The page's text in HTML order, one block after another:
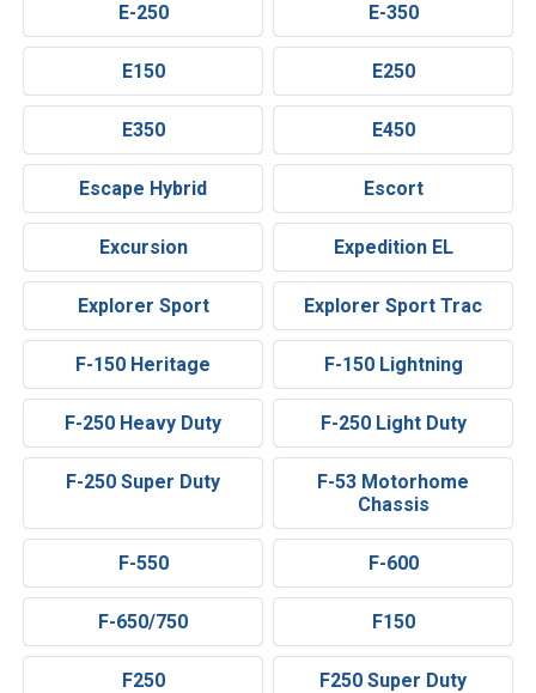
E-250 E-350
E150 E250
E350 E450
Escape Hybrid Escort
Excursion Expedition EL
Explorer Sport Explorer Sport Trac
F-150 Heritage F-150 Lightning
F-250 Heavy Duty F-250 Light Duty
F-250 Super Duty
F-53 Motorhome
Chassis
F-550 F-600
F-650/750 F150
F250 F250 Super Duty